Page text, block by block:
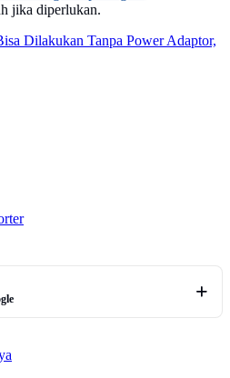
jika diperlukan.
Dilakukan Tanpa Power Adaptor,